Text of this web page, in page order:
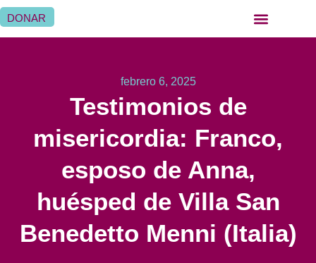
DONAR
febrero 6, 2025
Testimonios de
misericordia: Franco,
esposo de Anna,
huésped de Villa San
Benedetto Menni (Italia)